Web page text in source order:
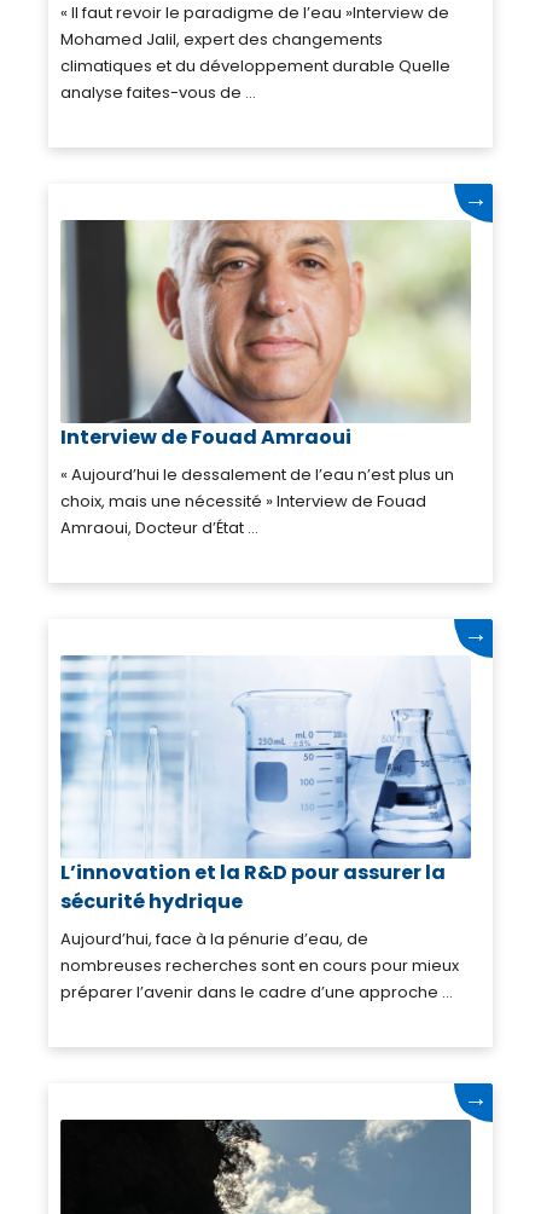
« Il faut revoir le paradigme de l’eau »Interview de
Mohamed Jalil, expert des changements
climatiques et du développement durable Quelle
analyse faites-vous de ...
Interview de Fouad Amraoui
« Aujourd’hui le dessalement de l’eau n’est plus un
choix, mais une nécessité » Interview de Fouad
Amraoui, Docteur d’État ...
→
L’innovation et la R&D pour assurer la
sécurité hydrique
Aujourd’hui, face à la pénurie d’eau, de
nombreuses recherches sont en cours pour mieux
préparer l’avenir dans le cadre d’une approche ...
→
→